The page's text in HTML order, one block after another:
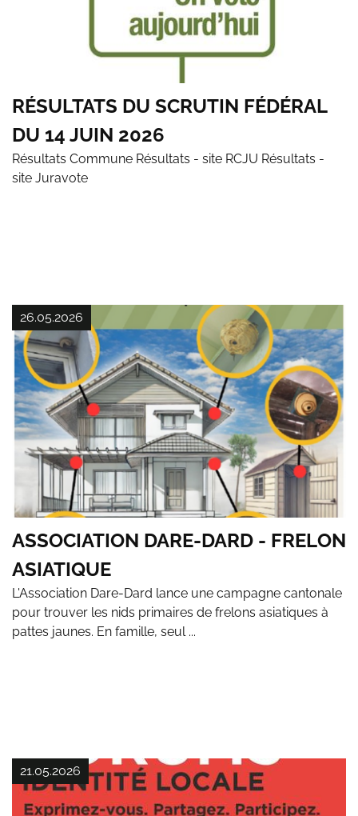
RÉSULTATS DU SCRUTIN FÉDÉRAL
DU 14 JUIN 2026
Résultats Commune Résultats - site RCJU Résultats -
site Juravote
26.05.2026
ASSOCIATION DARE-DARD - FRELON
ASIATIQUE
L'Association Dare-Dard lance une campagne cantonale
pour trouver les nids primaires de frelons asiatiques à
pattes jaunes. En famille, seul ...
21.05.2026